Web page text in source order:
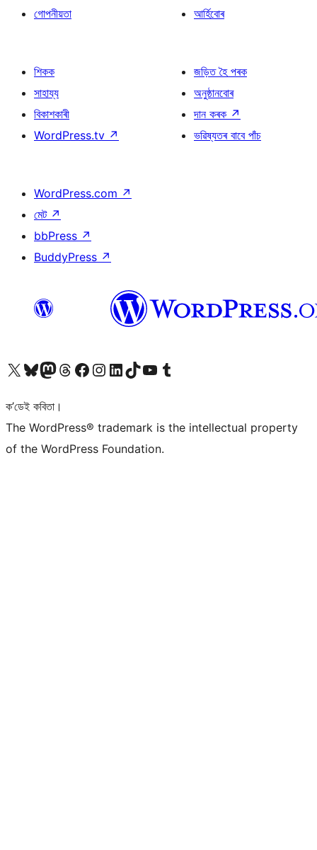
গোপনীয়তা
আৰ্হিবোৰ
শিকক
সাহায্য
বিকাশকাৰী
WordPress.tv ↗
জড়িত হৈ পৰক
অনুষ্ঠানবোৰ
দান কৰক ↗
ভৱিষ্যতৰ বাবে পাঁচ
WordPress.com ↗
মেট ↗
bbPress ↗
BuddyPress ↗
আমাৰ X (আগৰ Twitter) একাউণ্টলৈ যাওকআমাৰ Bluesky একাউণ্টলৈ যাওকআমাৰ Mastodon একাউণ্টলৈ যাওকআমাৰ Threads একাউণ্টলৈ যাওকআমাৰ Facebook পৃষ্ঠালৈ যাওকআমাৰ Instagram একাউণ্টলৈ যাওকআমাৰ LinkedIn একাউণ্টলৈ যাওকআমাৰ TikTok একাউণ্টলৈ যাওকআমাৰ YouTube চেনেললৈ যাওকআমাৰ Tumblr একাউণ্টলৈ যাওক
ক’ডেই কবিতা।
The WordPress® trademark is the intellectual property
of the WordPress Foundation.